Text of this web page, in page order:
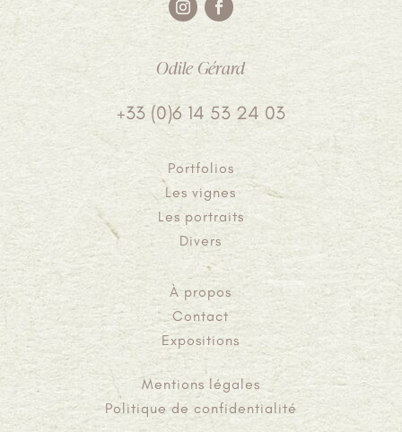
Odile Gérard
+33 (0)6 14 53 24 03
Portfolios
Les vignes
Les portraits
Divers
À propos
Contact
Expositions
Mentions légales
Politique de confidentialité